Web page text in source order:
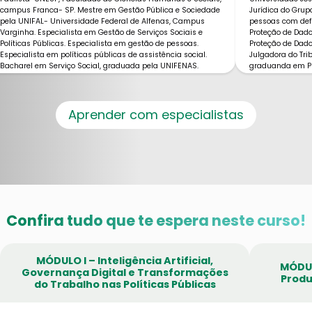
campus Franca- SP. Mestre em Gestão Pública e Sociedade
pela UNIFAL- Universidade Federal de Alfenas, Campus
Varginha. Especialista em Gestão de Serviços Sociais e
Políticas Públicas. Especialista em gestão de pessoas.
Especialista em políticas públicas de assistência social.
Bacharel em Serviço Social, graduada pela UNIFENAS.
Atualmente, Professora e Coordenadora de Especializações
da Faculdade Mineira Educacional. Coordenadora e
Assistente Social da Prefeitura Municipal de Varginha, no
Jurídica do
pessoas com
Proteção de
Proteção de
Julgadora do
graduanda em
Aprender com especialistas
Confira tudo que te espera neste curso!
MÓDULO I – Inteligência Artificial,
Governança Digital e Transformações
do Trabalho nas Políticas Públicas